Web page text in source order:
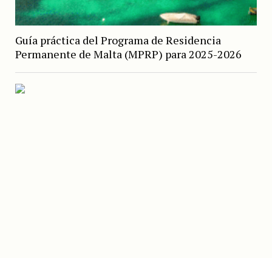
Guía práctica del Programa de Residencia
Permanente de Malta (MPRP) para 2025-2026